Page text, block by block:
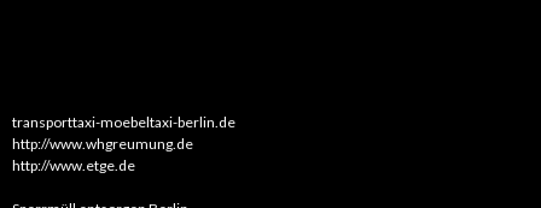
transporttaxi-moebeltaxi-berlin.de
http://www.whgreumung.de
http://www.etge.de